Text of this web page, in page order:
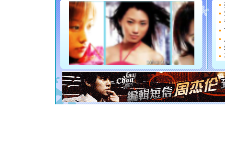
[圣诞节]
能正大
都要快乐
[圣诞节]
如意,快
[元旦]
看
断电。
你是我
[元旦]如
起；二是
离。水晶
[元旦]当